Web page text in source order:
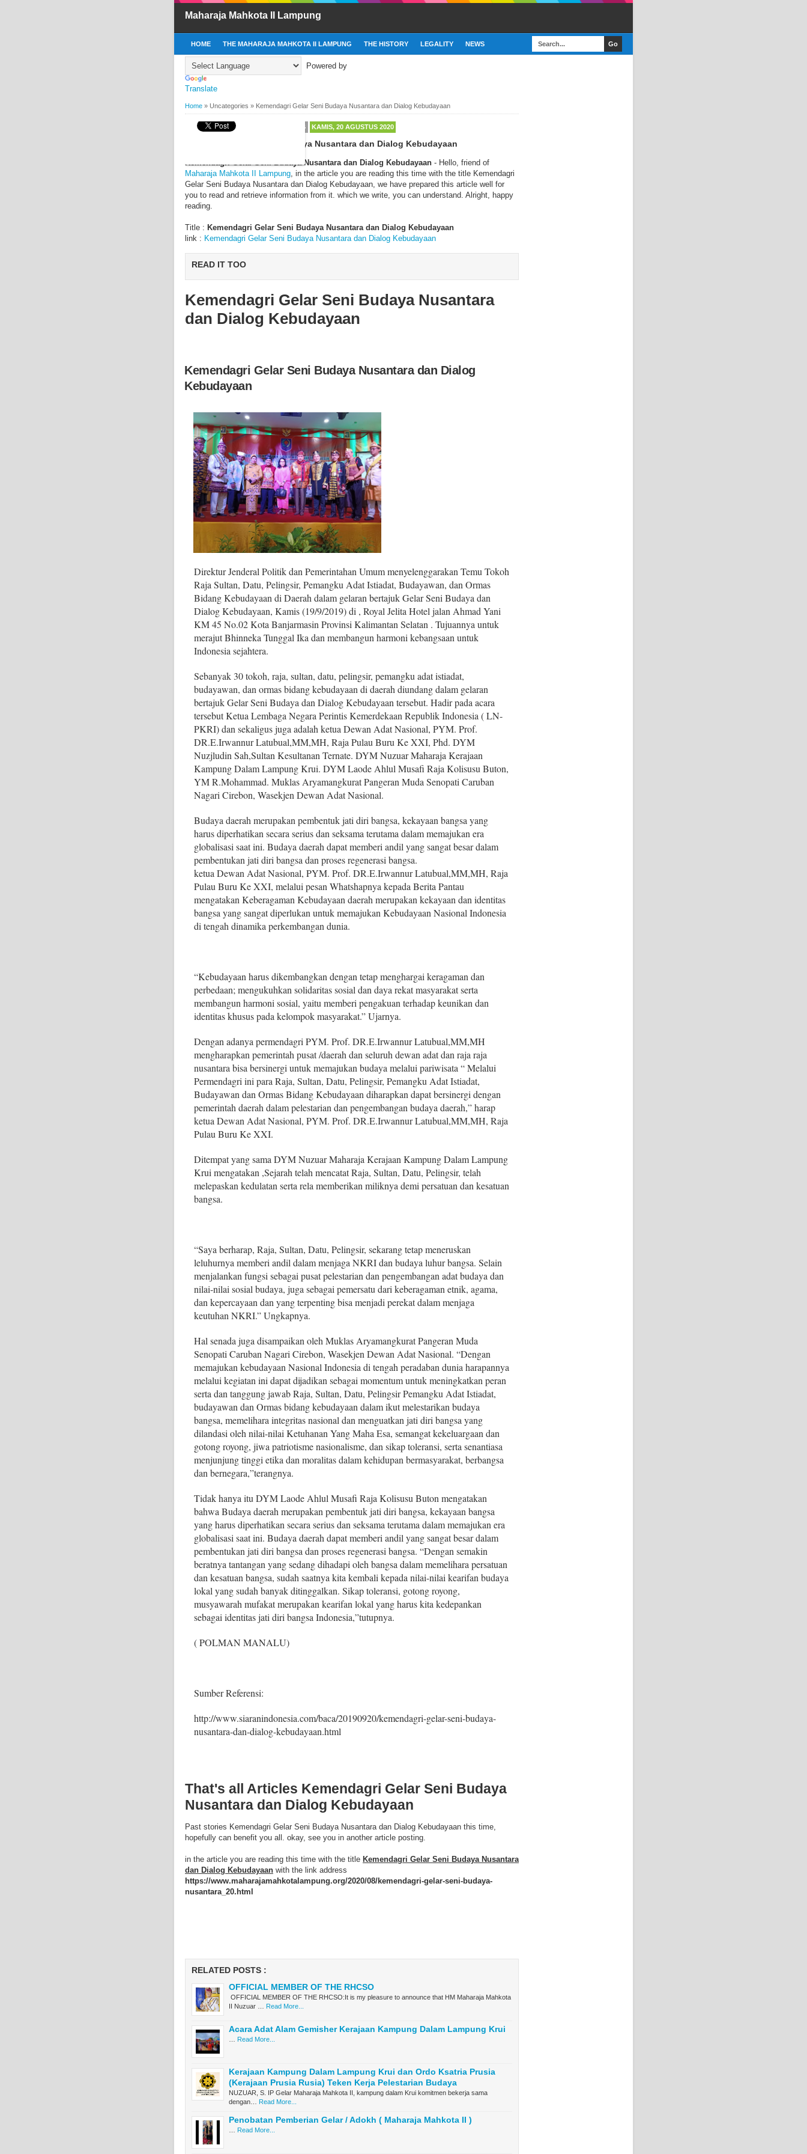
Maharaja Mahkota II Lampung
HOME THE MAHARAJA MAHKOTA II LAMPUNG THE HISTORY LEGALITY NEWS
Powered by
Translate
Home » Uncategories » Kemendagri Gelar Seni Budaya Nusantara dan Dialog Kebudayaan
BYMAHARAJA MAHKOTA LAMPUNG KAMIS, 20 AGUSTUS 2020
Kemendagri Gelar Seni Budaya Nusantara dan Dialog Kebudayaan
Kemendagri Gelar Seni Budaya Nusantara dan Dialog Kebudayaan - Hello, friend of
Maharaja Mahkota II Lampung , in the article you are reading this time with the title Kemendagri
Gelar Seni Budaya Nusantara dan Dialog Kebudayaan, we have prepared this article well for
you to read and retrieve information from it. which we write, you can understand. Alright, happy
reading.
Title : Kemendagri Gelar Seni Budaya Nusantara dan Dialog Kebudayaan
link : Kemendagri Gelar Seni Budaya Nusantara dan Dialog Kebudayaan
READ IT TOO
Kemendagri Gelar Seni Budaya Nusantara
dan Dialog Kebudayaan
Kemendagri Gelar Seni Budaya Nusantara dan Dialog
Kebudayaan
Direktur Jenderal Politik dan Pemerintahan Umum menyelenggarakan Temu Tokoh
Raja Sultan, Datu, Pelingsir, Pemangku Adat Istiadat, Budayawan, dan Ormas
Bidang Kebudayaan di Daerah dalam gelaran bertajuk Gelar Seni Budaya dan
Dialog Kebudayaan, Kamis (19/9/2019) di , Royal Jelita Hotel jalan Ahmad Yani
KM 45 No.02 Kota Banjarmasin Provinsi Kalimantan Selatan . Tujuannya untuk
merajut Bhinneka Tunggal Ika dan membangun harmoni kebangsaan untuk
Indonesia sejahtera.
Sebanyak 30 tokoh, raja, sultan, datu, pelingsir, pemangku adat istiadat,
budayawan, dan ormas bidang kebudayaan di daerah diundang dalam gelaran
bertajuk Gelar Seni Budaya dan Dialog Kebudayaan tersebut. Hadir pada acara
tersebut Ketua Lembaga Negara Perintis Kemerdekaan Republik Indonesia ( LN-
PKRI) dan sekaligus juga adalah ketua Dewan Adat Nasional, PYM. Prof.
DR.E.Irwannur Latubual,MM,MH, Raja Pulau Buru Ke XXI, Phd. DYM
Nuzjludin Sah,Sultan Kesultanan Ternate. DYM Nuzuar Maharaja Kerajaan
Kampung Dalam Lampung Krui. DYM Laode Ahlul Musafi Raja Kolisusu Buton,
YM R.Mohammad. Muklas Aryamangkurat Pangeran Muda Senopati Caruban
Nagari Cirebon, Wasekjen Dewan Adat Nasional.
Budaya daerah merupakan pembentuk jati diri bangsa, kekayaan bangsa yang
harus diperhatikan secara serius dan seksama terutama dalam memajukan era
globalisasi saat ini. Budaya daerah dapat memberi andil yang sangat besar dalam
pembentukan jati diri bangsa dan proses regenerasi bangsa.
ketua Dewan Adat Nasional, PYM. Prof. DR.E.Irwannur Latubual,MM,MH, Raja
Pulau Buru Ke XXI, melalui pesan Whatshapnya kepada Berita Pantau
mengatakan Keberagaman Kebudayaan daerah merupakan kekayaan dan identitas
bangsa yang sangat diperlukan untuk memajukan Kebudayaan Nasional Indonesia
di tengah dinamika perkembangan dunia.
“Kebudayaan harus dikembangkan dengan tetap menghargai keragaman dan
perbedaan; mengukuhkan solidaritas sosial dan daya rekat masyarakat serta
membangun harmoni sosial, yaitu memberi pengakuan terhadap keunikan dan
identitas khusus pada kelompok masyarakat.” Ujarnya.
Dengan adanya permendagri PYM. Prof. DR.E.Irwannur Latubual,MM,MH
mengharapkan pemerintah pusat /daerah dan seluruh dewan adat dan raja raja
nusantara bisa bersinergi untuk memajukan budaya melalui pariwisata “ Melalui
Permendagri ini para Raja, Sultan, Datu, Pelingsir, Pemangku Adat Istiadat,
Budayawan dan Ormas Bidang Kebudayaan diharapkan dapat bersinergi dengan
pemerintah daerah dalam pelestarian dan pengembangan budaya daerah,” harap
ketua Dewan Adat Nasional, PYM. Prof. DR.E.Irwannur Latubual,MM,MH, Raja
Pulau Buru Ke XXI.
Ditempat yang sama DYM Nuzuar Maharaja Kerajaan Kampung Dalam Lampung
Krui mengatakan ,Sejarah telah mencatat Raja, Sultan, Datu, Pelingsir, telah
melepaskan kedulatan serta rela memberikan miliknya demi persatuan dan kesatuan
bangsa.
“Saya berharap, Raja, Sultan, Datu, Pelingsir, sekarang tetap meneruskan
leluhurnya memberi andil dalam menjaga NKRI dan budaya luhur bangsa. Selain
menjalankan fungsi sebagai pusat pelestarian dan pengembangan adat budaya dan
nilai-nilai sosial budaya, juga sebagai pemersatu dari keberagaman etnik, agama,
dan kepercayaan dan yang terpenting bisa menjadi perekat dalam menjaga
keutuhan NKRI.” Ungkapnya.
Hal senada juga disampaikan oleh Muklas Aryamangkurat Pangeran Muda
Senopati Caruban Nagari Cirebon, Wasekjen Dewan Adat Nasional. “Dengan
memajukan kebudayaan Nasional Indonesia di tengah peradaban dunia harapannya
melalui kegiatan ini dapat dijadikan sebagai momentum untuk meningkatkan peran
serta dan tanggung jawab Raja, Sultan, Datu, Pelingsir Pemangku Adat Istiadat,
budayawan dan Ormas bidang kebudayaan dalam ikut melestarikan budaya
bangsa, memelihara integritas nasional dan menguatkan jati diri bangsa yang
dilandasi oleh nilai-nilai Ketuhanan Yang Maha Esa, semangat kekeluargaan dan
gotong royong, jiwa patriotisme nasionalisme, dan sikap toleransi, serta senantiasa
menjunjung tinggi etika dan moralitas dalam kehidupan bermasyarakat, berbangsa
dan bernegara,”terangnya.
Tidak hanya itu DYM Laode Ahlul Musafi Raja Kolisusu Buton mengatakan
bahwa Budaya daerah merupakan pembentuk jati diri bangsa, kekayaan bangsa
yang harus diperhatikan secara serius dan seksama terutama dalam memajukan era
globalisasi saat ini. Budaya daerah dapat memberi andil yang sangat besar dalam
pembentukan jati diri bangsa dan proses regenerasi bangsa. “Dengan semakin
beratnya tantangan yang sedang dihadapi oleh bangsa dalam memelihara persatuan
dan kesatuan bangsa, sudah saatnya kita kembali kepada nilai-nilai kearifan budaya
lokal yang sudah banyak ditinggalkan. Sikap toleransi, gotong royong,
musyawarah mufakat merupakan kearifan lokal yang harus kita kedepankan
sebagai identitas jati diri bangsa Indonesia,”tutupnya.
( POLMAN MANALU)
Sumber Referensi:
http://www.siaranindonesia.com/baca/20190920/kemendagri-gelar-seni-budaya-
nusantara-dan-dialog-kebudayaan.html
That's all Articles Kemendagri Gelar Seni Budaya
Nusantara dan Dialog Kebudayaan
Past stories Kemendagri Gelar Seni Budaya Nusantara dan Dialog Kebudayaan this time,
hopefully can benefit you all. okay, see you in another article posting.
in the article you are reading this time with the title Kemendagri Gelar Seni Budaya Nusantara
dan Dialog Kebudayaan with the link address
https://www.maharajamahkotalampung.org/2020/08/kemendagri-gelar-seni-budaya-
nusantara_20.html
RELATED POSTS :
OFFICIAL MEMBER OF THE RHCSO
OFFICIAL MEMBER OF THE RHCSO:It is my pleasure to announce that HM Maharaja Mahkota
II Nuzuar …
Read More...
Acara Adat Alam Gemisher Kerajaan Kampung Dalam Lampung Krui
… Read More...
Kerajaan Kampung Dalam Lampung Krui dan Ordo Ksatria Prusia
(Kerajaan Prusia Rusia) Teken Kerja Pelestarian Budaya
NUZUAR, S. IP Gelar Maharaja Mahkota II, kampung dalam Krui komitmen bekerja sama
dengan…
Read More...
Penobatan Pemberian Gelar / Adokh ( Maharaja Mahkota II )
Read More...